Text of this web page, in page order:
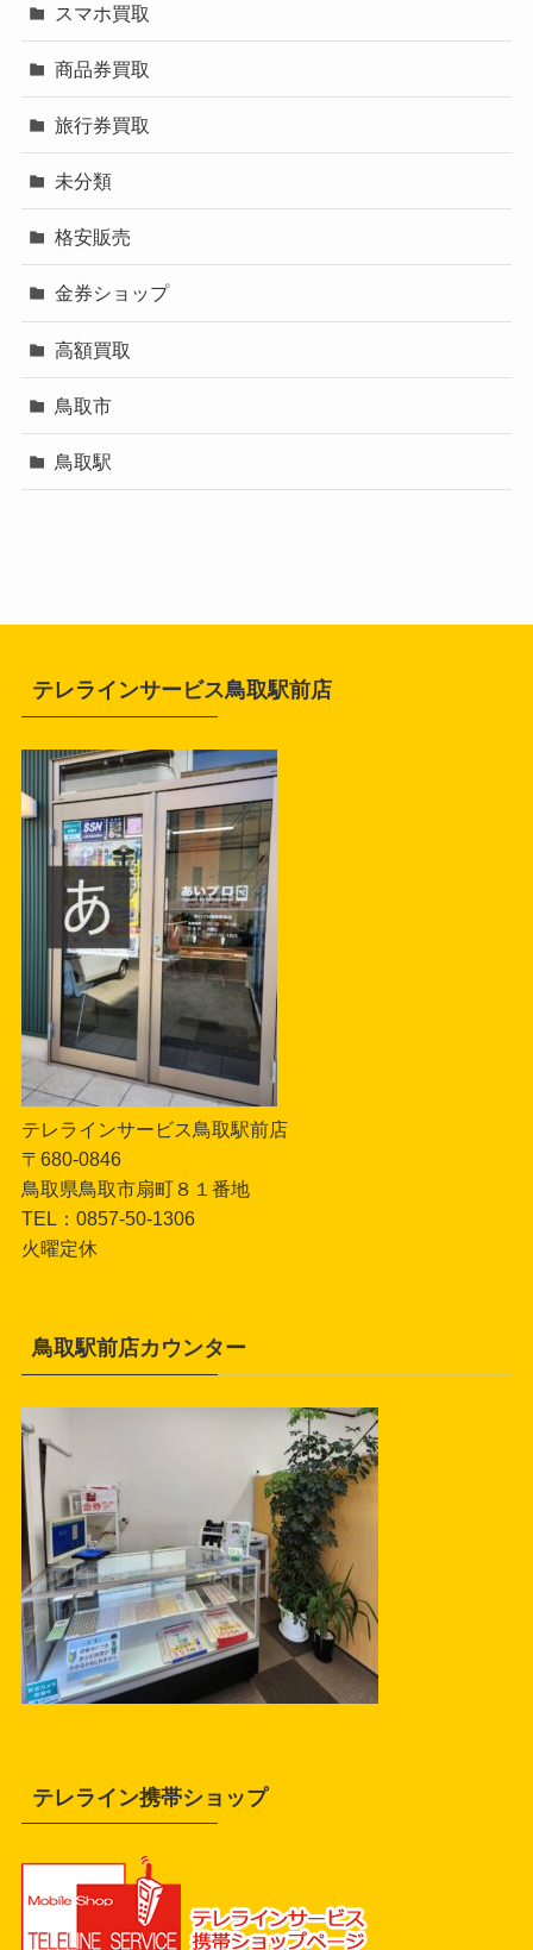
スマホ買取
商品券買取
旅行券買取
未分類
格安販売
金券ショップ
高額買取
鳥取市
鳥取駅
テレラインサービス鳥取駅前店
テレラインサービス鳥取駅前店
〒680-0846
鳥取県鳥取市扇町８１番地
TEL：0857-50-1306
火曜定休
鳥取駅前店カウンター
テレライン携帯ショップ